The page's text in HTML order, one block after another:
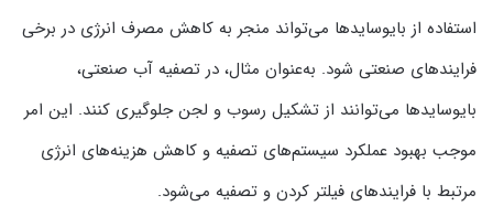
استفاده از بایوسایدها می‌تواند منجر به کاهش مصرف انرژی در برخی
فرایندهای صنعتی شود. به‌عنوان مثال، در تصفیه آب صنعتی،
بایوسایدها می‌توانند از تشکیل رسوب و لجن جلوگیری کنند. این امر
موجب بهبود عملکرد سیستم‌های تصفیه و کاهش هزینه‌های انرژی
مرتبط با فرایندهای فیلتر کردن و تصفیه می‌شود.